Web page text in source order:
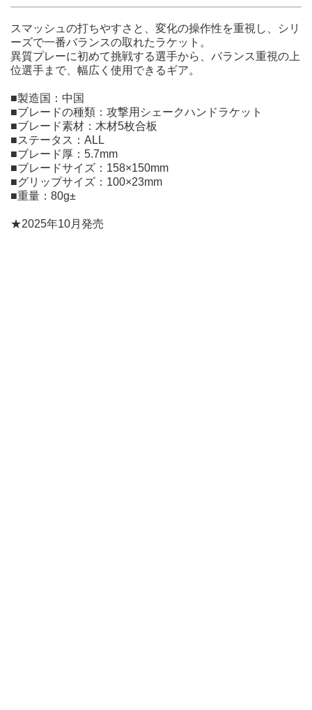
スマッシュの打ちやすさと、変化の操作性を重視し、シリ
ーズで一番バランスの取れたラケット。
異質プレーに初めて挑戦する選手から、バランス重視の上
位選手まで、幅広く使用できるギア。
■製造国：中国
■ブレードの種類：攻撃用シェークハンドラケット
■ブレード素材：木材5枚合板
■ステータス：ALL
■ブレード厚：5.7mm
■ブレードサイズ：158×150mm
■グリップサイズ：100×23mm
■重量：80g±
★2025年10月発売